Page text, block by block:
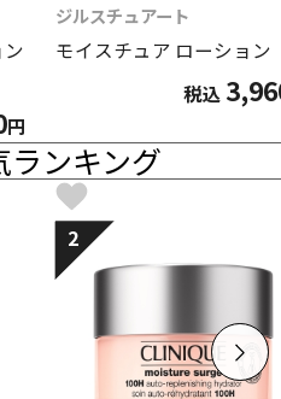
円
ジルスチュアート
モイスチュア ローション
税込
ランキング
2